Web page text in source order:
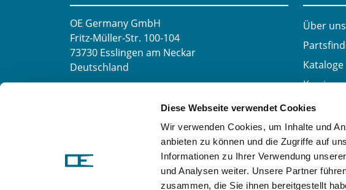
Diese Webseite verwendet Cookies
Wir verwenden Cookies, um Inhalte und
anbieten zu können und die Zugriffe auf
Informationen zu Ihrer Verwendung
und Analysen weiter. Unsere Partner
zusammen, die Sie ihnen bereitgestellt
OE Germany GmbH
Fritz-Müller-Str. 100-104​
73730 Esslingen am Neckar​
Deutschland
Mo-Fr 8:00-16:00 Uhr
+49 711 6276980
Telefax:
+49 711 62769851
Über uns
Kataloge
Karriere
Kontakt